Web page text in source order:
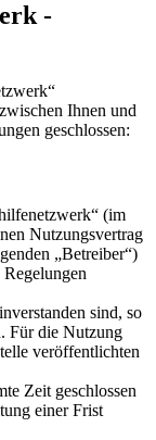
-
Ihnen und
geschlossen:
(im
Nutzungsvertrag
„Betreiber“)
sind, so
Für die Nutzung
veröffentlichten
Zeit geschlossen
einer Frist